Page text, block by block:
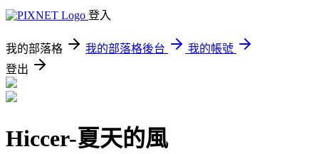
登入
我的部落格 我的部落格後台
我的帳號
登出
Hiccer-夏天的風